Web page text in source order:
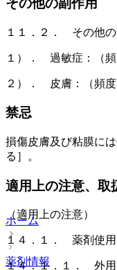
その他の副作用
１１．２． その他の
１）． 過敏症：（頻
２）． 皮膚：（頻度
禁忌
損傷皮膚及び粘膜に
る］。
適用上の注意、取
（適用上の注意）
１４．１． 薬剤使
１４．１．１． 外用
ホーム
薬剤情報